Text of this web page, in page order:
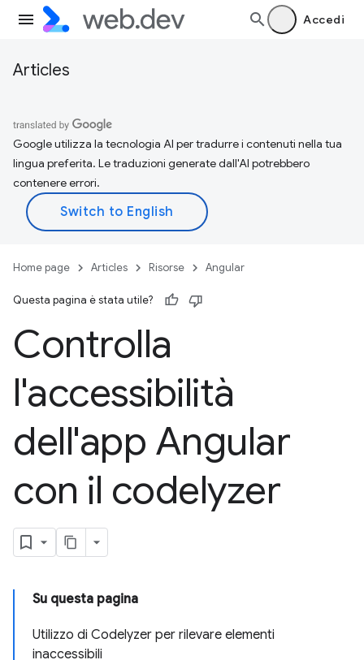
Accedi
Articles
Google utilizza la tecnologia AI per tradurre i contenuti nella tua
lingua preferita. Le traduzioni generate dall'AI potrebbero
contenere errori.
Home page Articles Risorse Angular
Questa pagina è stata utile?
Controlla
l'accessibilità
dell'app Angular
con il codelyzer
Su questa pagina
Utilizzo di Codelyzer per rilevare elementi
inaccessibili